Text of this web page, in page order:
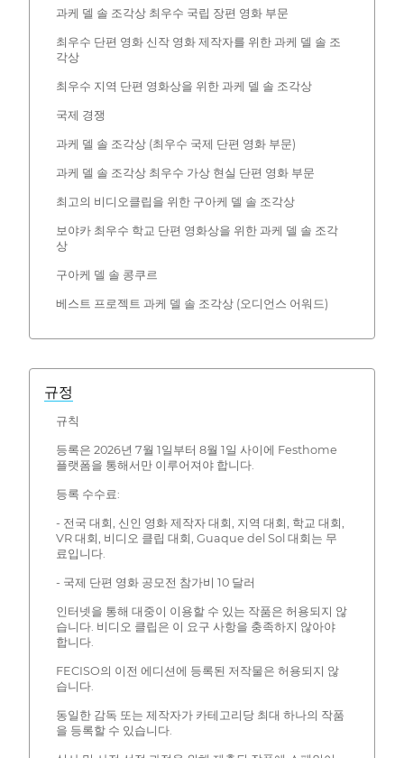
과케 델 솔 조각상 최우수 국립 장편 영화 부문
최우수 단편 영화 신작 영화 제작자를 위한 과케 델 솔 조
각상
최우수 지역 단편 영화상을 위한 과케 델 솔 조각상
국제 경쟁
과케 델 솔 조각상 (최우수 국제 단편 영화 부문)
과케 델 솔 조각상 최우수 가상 현실 단편 영화 부문
최고의 비디오클립을 위한 구아케 델 솔 조각상
보야카 최우수 학교 단편 영화상을 위한 과케 델 솔 조각
상
구아케 델 솔 콩쿠르
베스트 프로젝트 과케 델 솔 조각상 (오디언스 어워드)
규정
규칙
등록은 2026년 7월 1일부터 8월 1일 사이에 Festhome
플랫폼을 통해서만 이루어져야 합니다.
등록 수수료:
- 전국 대회, 신인 영화 제작자 대회, 지역 대회, 학교 대회,
VR 대회, 비디오 클립 대회, Guaque del Sol 대회는 무
료입니다.
- 국제 단편 영화 공모전 참가비 10 달러
인터넷을 통해 대중이 이용할 수 있는 작품은 허용되지 않
습니다. 비디오 클립은 이 요구 사항을 충족하지 않아야
합니다.
FECISO의 이전 에디션에 등록된 저작물은 허용되지 않
습니다.
동일한 감독 또는 제작자가 카테고리당 최대 하나의 작품
을 등록할 수 있습니다.